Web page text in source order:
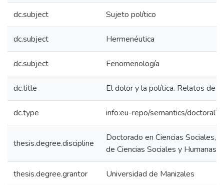
dc.subject Sujeto político
dc.subject Hermenéutica
dc.subject Fenomenología
dc.title El dolor y la política. Relatos de
dc.type info:eu-repo/semantics/
thesis.degree.discipline
Doctorado en Ciencias Sociales,
de Ciencias Sociales y Humanas.
thesis.degree.grantor Universidad de Manizales